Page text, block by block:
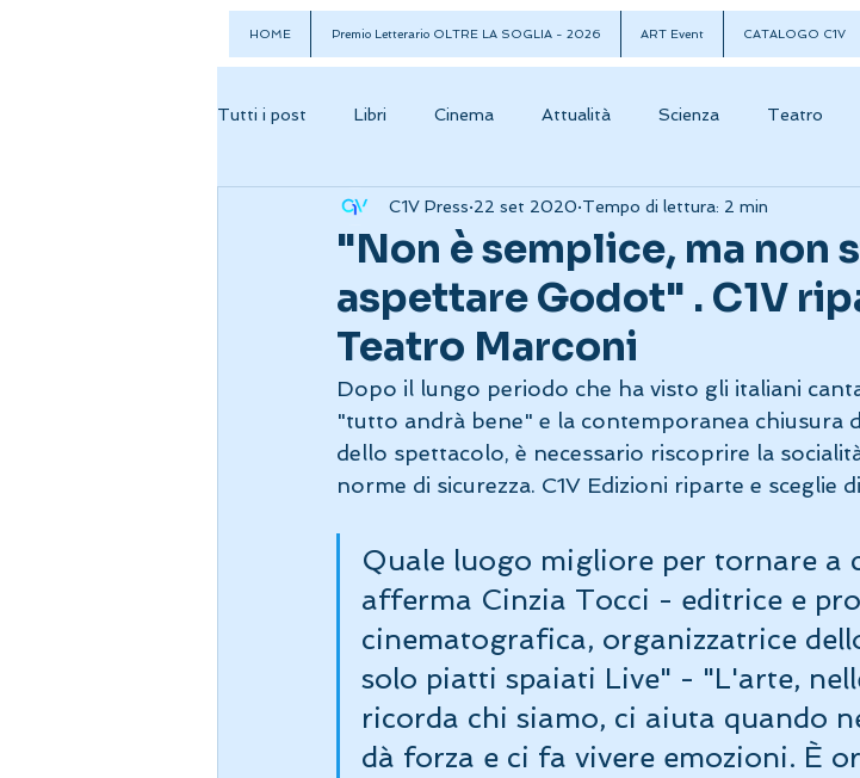
HOME Premio Letterario OLTRE LA SOGLIA - 2026 ART Event CATALOGO C1V
Tutti i post Libri Cinema Attualità Scienza Teatro
"Non è semplice, ma non
aspettare Godot" . C1V
Teatro Marconi
C1V Press 22 set 2020 Tempo di lettura: 2 min
Dopo il lungo periodo che ha visto gli italiani
"tutto andrà bene" e la contemporanea chiusura
dello spettacolo, è necessario riscoprire la
norme di sicurezza. C1V Edizioni riparte e sceglie
Quale luogo migliore per tornare a
afferma Cinzia Tocci - editrice e
cinematografica, organizzatrice
solo piatti spaiati Live" - "L'arte,
ricorda chi siamo, ci aiuta quando
dà forza e ci fa vivere emozioni. È